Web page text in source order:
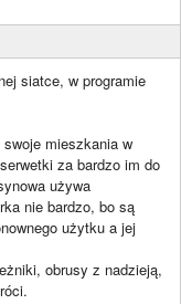
siatce, w programie
swoje mieszkania w
za bardzo im do
używa
nie bardzo, bo są
użytku a jej
obrusy z nadzieją,